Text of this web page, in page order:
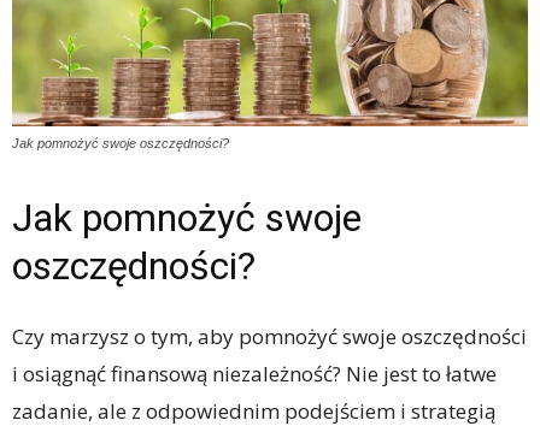
Jak pomnożyć swoje oszczędności?
Jak pomnożyć swoje
oszczędności?
Czy marzysz o tym, aby pomnożyć swoje oszczędności
i osiągnąć finansową niezależność? Nie jest to łatwe
zadanie, ale z odpowiednim podejściem i strategią